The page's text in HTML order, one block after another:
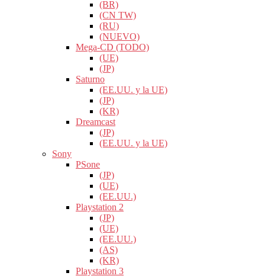
(BR)
(CN TW)
(RU)
(NUEVO)
Mega-CD (TODO)
(UE)
(JP)
Saturno
(EE.UU. y la UE)
(JP)
(KR)
Dreamcast
(JP)
(EE.UU. y la UE)
Sony
PSone
(JP)
(UE)
(EE.UU.)
Playstation 2
(JP)
(UE)
(EE.UU.)
(AS)
(KR)
Playstation 3